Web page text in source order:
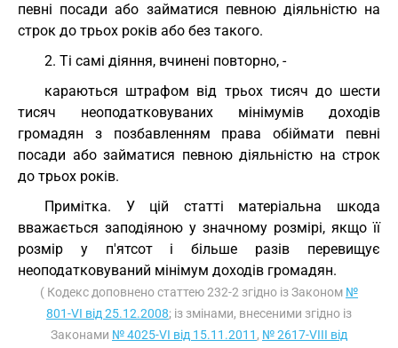
певні посади або займатися певною діяльністю на
строк до трьох років або без такого.
2. Ті самі діяння, вчинені повторно, -
караються штрафом від трьох тисяч до шести
тисяч неоподатковуваних мінімумів доходів
громадян з позбавленням права обіймати певні
посади або займатися певною діяльністю на строк
до трьох років.
Примітка. У цій статті матеріальна шкода
вважається заподіяною у значному розмірі, якщо її
розмір у п'ятсот і більше разів перевищує
неоподатковуваний мінімум доходів громадян.
( Кодекс доповнено статтею 232-2 згідно із Законом №
801-VI від 25.12.2008; із змінами, внесеними згідно із
Законами № 4025-VI від 15.11.2011 , № 2617-VIII від